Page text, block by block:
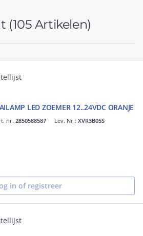
(105 Artikelen)
LED ZOEMER 12..24VDC ORANJE
nr. 2850588587 Lev. Nr.: XVR3B05S
in of registreer